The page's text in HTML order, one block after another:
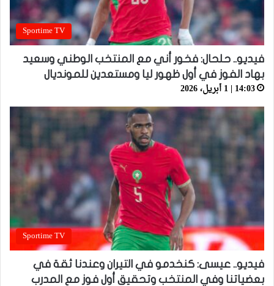
Sportime TV
فيديو.. حلحال: فخور أني مع المنتخب الوطني وسعيد
بهاد الفوز في أول ظهور ليا ومستعدين للمونديال
14:03 | 1 أبريل، 2026
Sportime TV
فيديو.. عيسى: كنخدمو في التيران وعندنا ثقة في
بعضياتنا وفي المنتخب وتحقيق أول فوز مع المدرب